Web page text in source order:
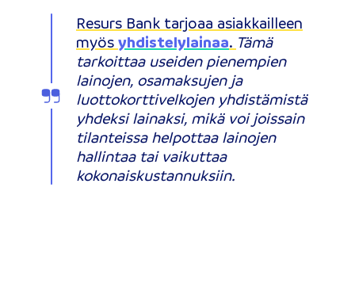
Resurs Bank tarjoaa asiakkailleen
myös yhdistelylainaa. Tämä
tarkoittaa useiden pienempien
lainojen, osamaksujen ja
luottokorttivelkojen yhdistämistä
yhdeksi lainaksi, mikä voi joissain
tilanteissa helpottaa lainojen
hallintaa tai vaikuttaa
kokonaiskustannuksiin.